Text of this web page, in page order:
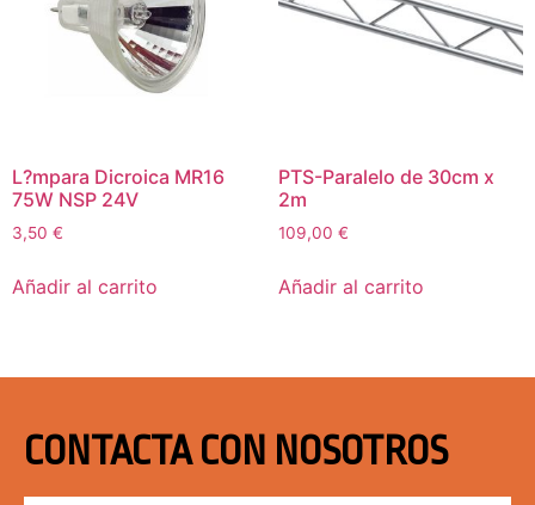
L?mpara Dicroica MR16
75W NSP 24V
3,50 €
Añadir al carrito
PTS-Paralelo de 30cm x
2m
109,00 €
Añadir al carrito
CONTACTA CON NOSOTROS